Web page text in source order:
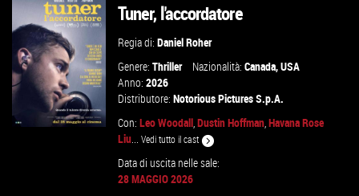
VAI ALLA SCHEDA
Tuner, l'accordatore
Regia di:Daniel Roher
Genere:Thriller Nazionalità:Canada,USA
Anno:2026
Distributore:Notorious Pictures S.p.A.
Con:Leo Woodall,Dustin Hoffman,Havana Rose
Liu...Vedi tutto il cast
Data di uscita nelle sale:
28 MAGGIO 2026